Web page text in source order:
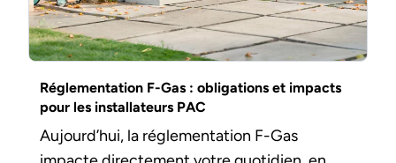
Réglementation F-Gas : obligations et impacts
pour les installateurs PAC
Aujourd’hui, la réglementation F-Gas